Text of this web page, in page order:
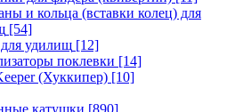
и кольца (вставки колец) для
[54]
удилищ [12]
поклевки [14]
(Хуккипер) [10]